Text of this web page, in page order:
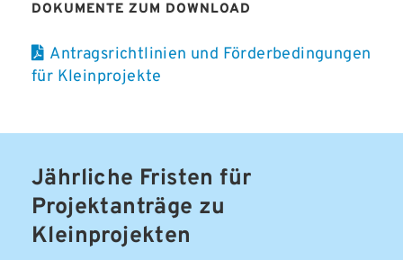
DOKUMENTE ZUM DOWNLOAD
Antragsrichtlinien und Förderbedingungen
für Kleinprojekte
Jährliche Fristen für
Projektanträge zu
Kleinprojekten